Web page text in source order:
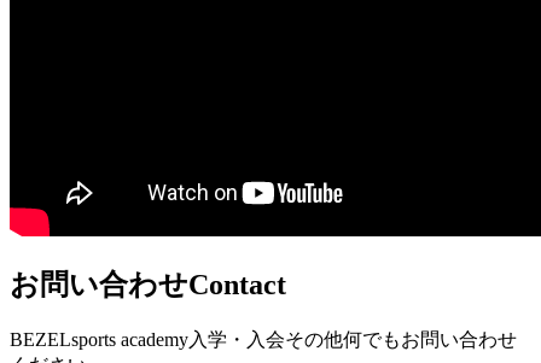
お問い合わせContact
BEZELsports academy入学・入会その他何でもお問い合わせ